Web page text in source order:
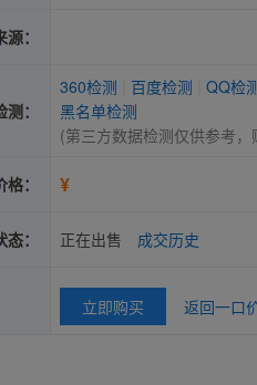
：
：
360检测 百度检测
QQ检
黑名单检测
(第三方数据检测仅供参考
： ¥
： 正在出售 成交历史
立即购买 返回一口